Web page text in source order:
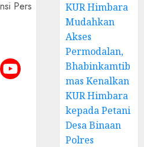
KUR Himbara
Mudahkan
Akses
Permodalan,
Bhabinkamtib
mas Kenalkan
KUR Himbara
kepada Petani
Desa Binaan
Polres